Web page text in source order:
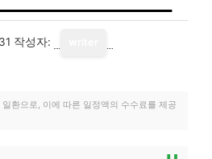
작성자:
환으로, 이에 따른 일정액의 수수료를 제공